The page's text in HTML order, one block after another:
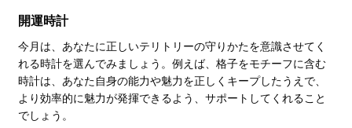
開運時計
今月は、あなたに正しいテリトリーの守りかたを意識させてく
れる時計を選んでみましょう。例えば、格子をモチーフに含む
時計は、あなた自身の能力や魅力を正しくキープしたうえで、
より効率的に魅力が発揮できるよう、サポートしてくれること
でしょう。